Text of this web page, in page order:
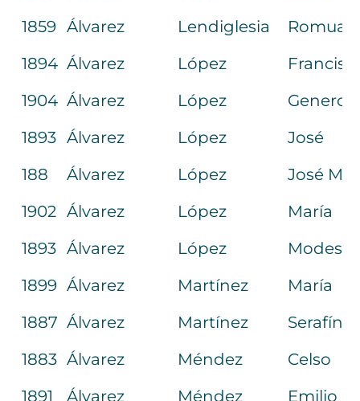
1859 Álvarez Lendiglesia
1894 Álvarez López
1904 Álvarez López
1893 Álvarez López
José
188
Álvarez López
José M.ª
1902 Álvarez López
María
1893 Álvarez López
Modesto
1899 Álvarez Martínez
María
1887 Álvarez Martínez
Serafín
1883 Álvarez Méndez
Celso
1891
Álvarez Méndez Emilio